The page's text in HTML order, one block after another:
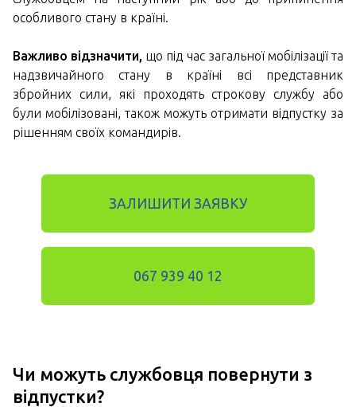
особливого стану в країні.
Важливо відзначити, що під час загальної мобілізації та
надзвичайного стану в країні всі представник
збройних сили, які проходять строкову службу або
були мобілізовані, також можуть отримати відпустку за
рішенням своїх командирів.
ЗАЛИШИТИ ЗАЯВКУ
067 939 40 12
Чи можуть службовця повернути з
відпустки?